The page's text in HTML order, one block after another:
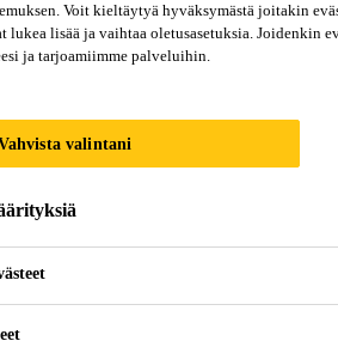
mm
betonille, laastille
6 mm on synteettinen
Voit kieltäytyä hyväksymästä joitakin
lisää ja vaihtaa oletusasetuksia. Joidenkin
ja tarjoamiimme palveluihin.
valintani